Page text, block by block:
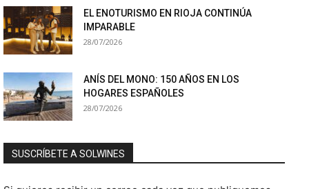
EL ENOTURISMO EN RIOJA CONTINÚA
IMPARABLE
28/07/2026
ANÍS DEL MONO: 150 AÑOS EN LOS
HOGARES ESPAÑOLES
28/07/2026
SUSCRÍBETE A SOLWINES